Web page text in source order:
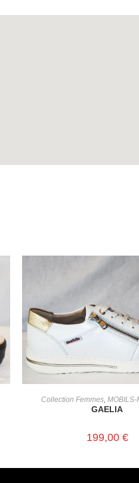
CHOIX DES
Collection Femmes, MOBILS-
GAELIA
199,00 €